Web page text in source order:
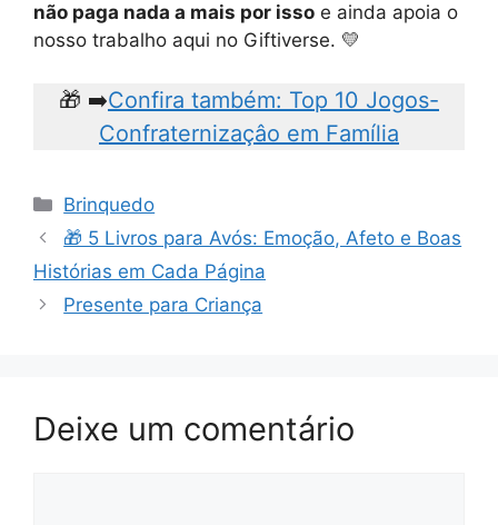
não paga nada a mais por isso e ainda apoia o
nosso trabalho aqui no Giftiverse. 💛
🎁 ➡️Confira também: Top 10 Jogos-
Confraternizaçâo em Família
Categorias
Brinquedo
🎁 5 Livros para Avós: Emoção, Afeto e Boas
Histórias em Cada Página
Presente para Criança
Deixe um comentário